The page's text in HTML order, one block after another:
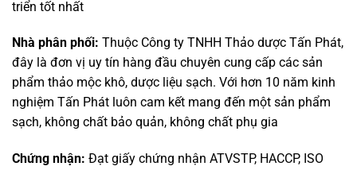
270,000 VND
triển tốt nhất
Nhà phân phối: Thuộc Công ty TNHH Thảo dược Tấn Phát,
đây là đơn vị uy tín hàng đầu chuyên cung cấp các sản
phẩm thảo mộc khô, dược liệu sạch. Với hơn 10 năm kinh
nghiệm Tấn Phát luôn cam kết mang đến một sản phẩm
sạch, không chất bảo quản, không chất phụ gia
Chứng nhận: Đạt giấy chứng nhận ATVSTP, HACCP, ISO